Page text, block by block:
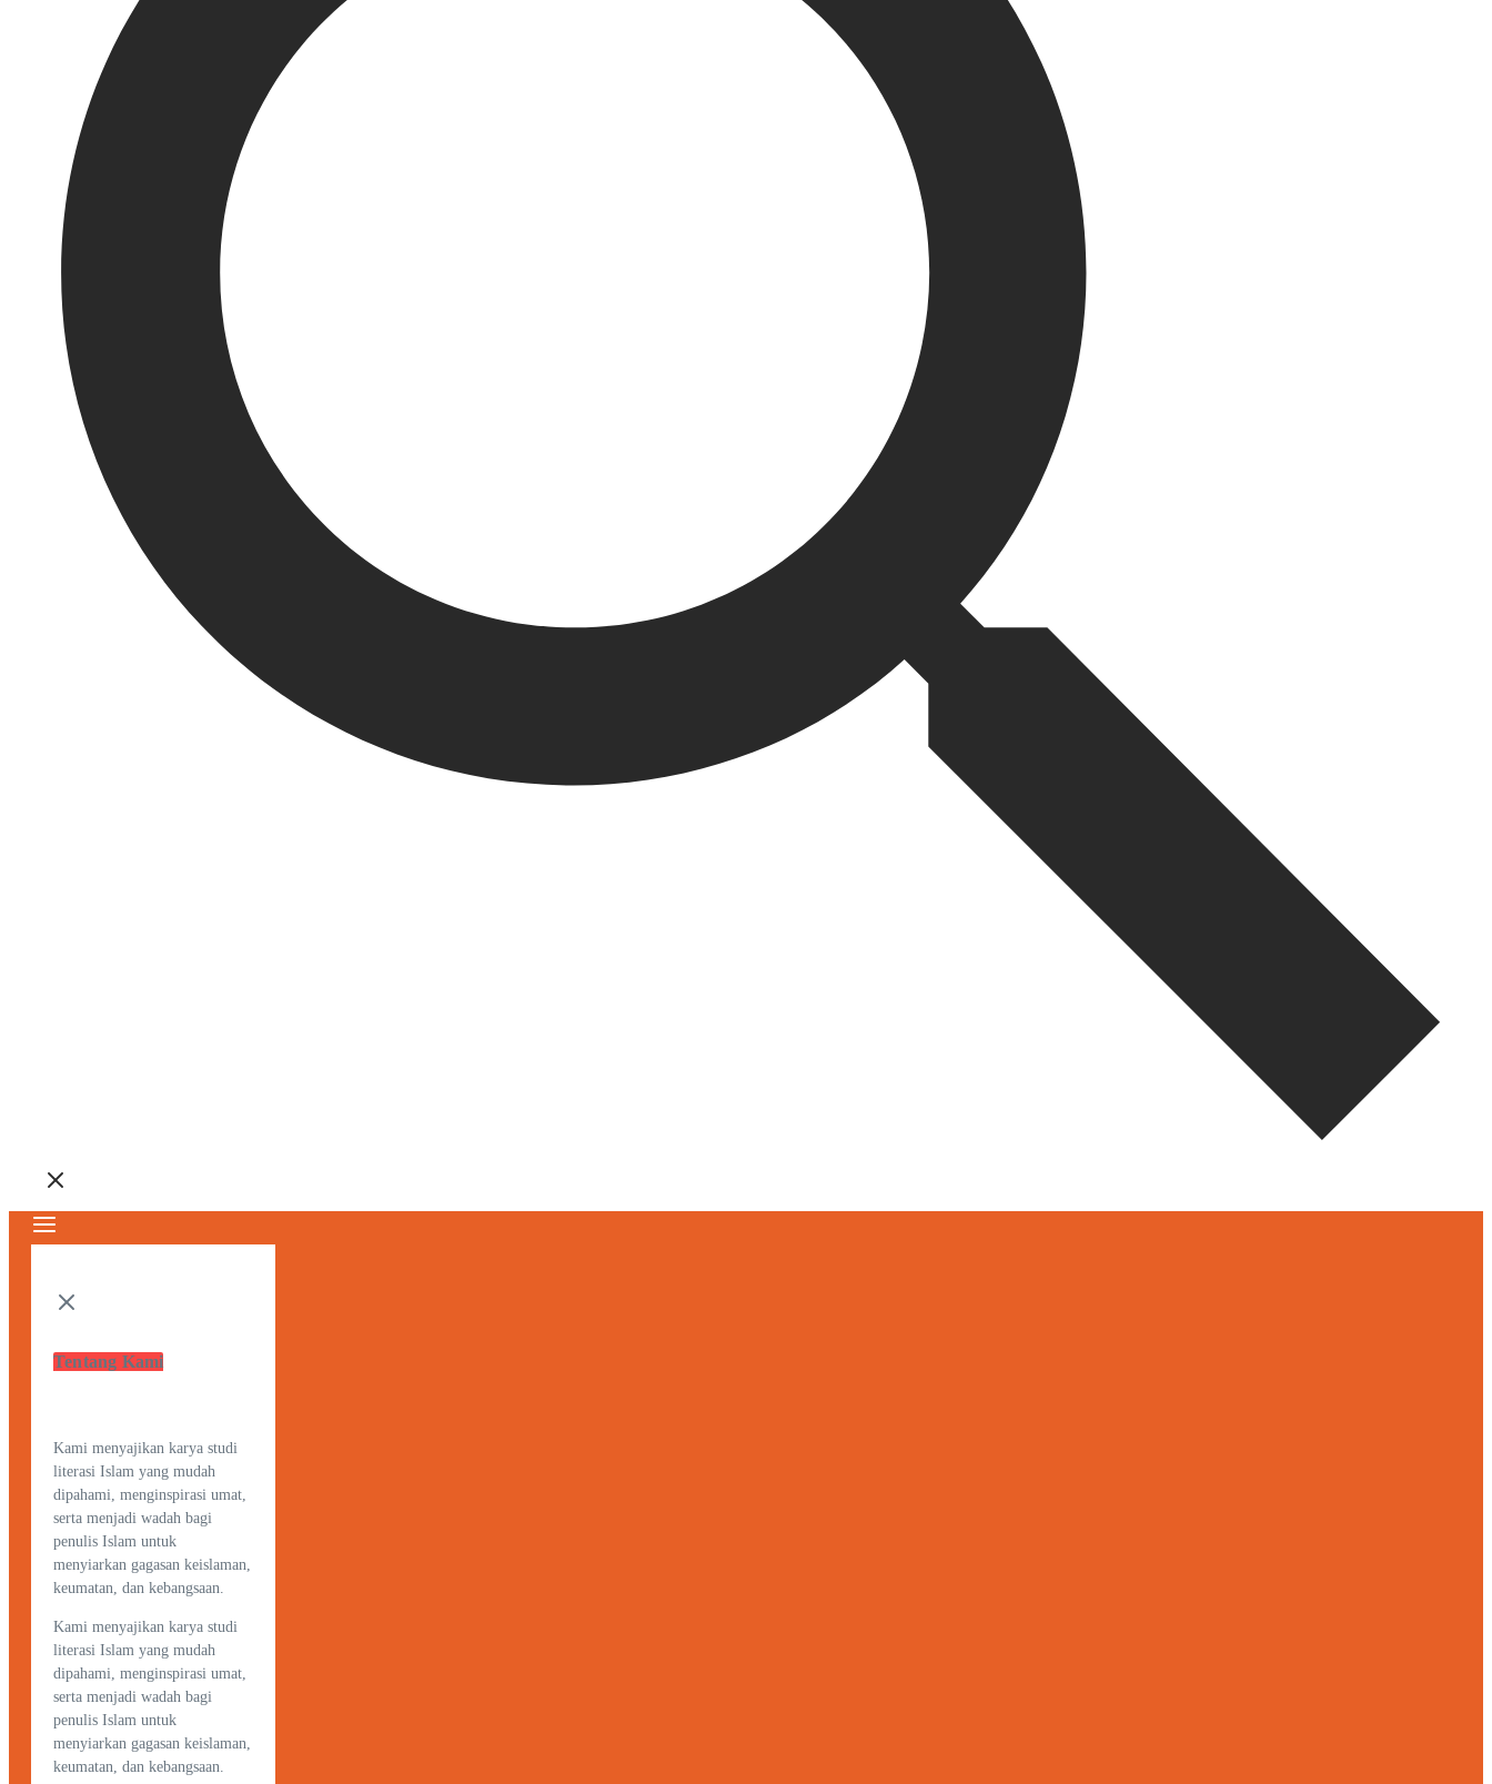
Tentang Kami
Kami menyajikan karya studi
literasi Islam yang mudah
dipahami, menginspirasi umat,
serta menjadi wadah bagi
penulis Islam untuk
menyiarkan gagasan keislaman,
keumatan, dan kebangsaan.
Kami menyajikan karya studi
literasi Islam yang mudah
dipahami, menginspirasi umat,
serta menjadi wadah bagi
penulis Islam untuk
menyiarkan gagasan keislaman,
keumatan, dan kebangsaan.